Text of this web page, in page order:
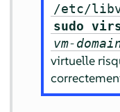
/etc/
sudo
vm-
virtuelle